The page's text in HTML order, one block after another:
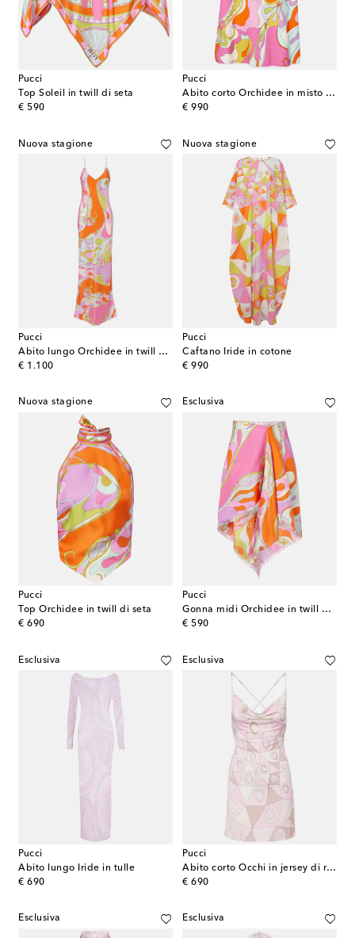
Pucci
Top Soleil in twill di seta
€ 590
original price
Pucci
Abito corto Orchidee in misto cotone
€ 990
original price
Nuova stagione
Pucci
Abito lungo Orchidee in twill di seta
€ 1.100
original price
Nuova stagione
Pucci
Caftano Iride in cotone
€ 990
original price
Nuova stagione
Pucci
Top Orchidee in twill di seta
€ 690
original price
Esclusiva
Pucci
Gonna midi Orchidee in twill di seta
€ 590
original price
Esclusiva
Pucci
Abito lungo Iride in tulle
€ 690
original price
Esclusiva
Pucci
Abito corto Occhi in jersey di raso
€ 690
original price
Esclusiva Esclusiva